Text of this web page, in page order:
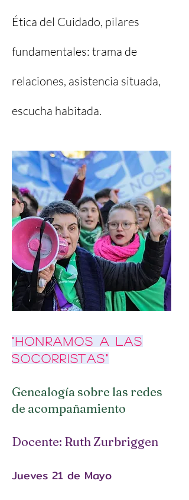
Ética del Cuidado, pilares
fundamentales: trama de
relaciones, asistencia situada,
escucha habitada.
"Honramos a las
Socorristas"
Genealogía sobre las redes
de acompañamiento
Docente: Ruth Zurbriggen
Jueves 21 de Mayo